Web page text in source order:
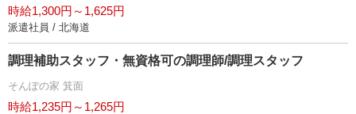
時給1,300円～1,625円
派遣社員 / 北海道
調理補助スタッフ・無資格可の調理師/調理スタッフ
そんぽの家 箕面
時給1,235円～1,265円